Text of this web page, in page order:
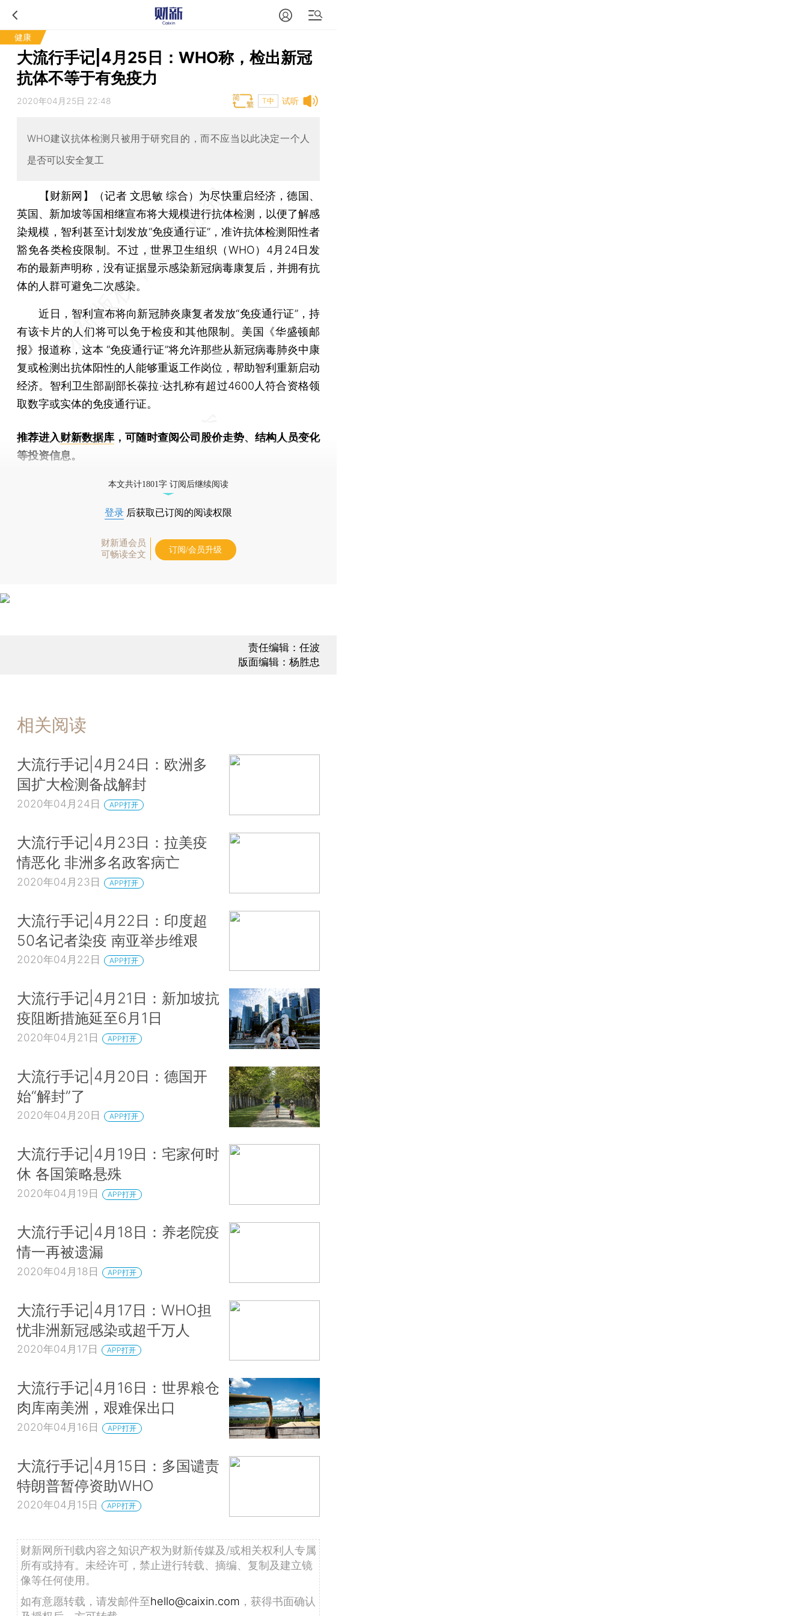
健康
大流行手记|4月25日：WHO称，检出新冠
抗体不等于有免疫力
试听
2020年04月25日 22:48 T中
WHO建议抗体检测只被用于研究目的，而不应当以此决定一个人
是否可以安全复工
【财新网】（记者 文思敏 综合） 为尽快重启经济，德国、
英国、新加坡等国相继宣布将大规模进行抗体检测，以便了解感
染规模，智利甚至计划发放“免疫通行证”，准许抗体检测阳性者
豁免各类检疫限制。不过，世界卫生组织（WHO）4月24日发
布的最新声明称，没有证据显示感染新冠病毒康复后，并拥有抗
体的人群可避免二次感染。
近日，智利宣布将向新冠肺炎康复者发放“免疫通行证”，持
有该卡片的人们将可以免于检疫和其他限制。美国《华盛顿邮
报》报道称，这本 “免疫通行证”将允许那些从新冠病毒肺炎中康
复或检测出抗体阳性的人能够重返工作岗位，帮助智利重新启动
经济。智利卫生部副部长葆拉·达扎称有超过4600人符合资格领
取数字或实体的免疫通行证。
推荐进入财新数据库 ，可随时查阅公司股价走势、结构人员变化
等投资信息。
本文共计1801字 订阅后继续阅读
登录 后获取已订阅的阅读权限
财新通会员
可畅读全文
订阅/会员升级
责任编辑：任波
版面编辑：杨胜忠
相关阅读
大流行手记|4月24日：欧洲多
国扩大检测备战解封
2020年04月24日 APP打开
大流行手记|4月23日：拉美疫
情恶化 非洲多名政客病亡
2020年04月23日 APP打开
大流行手记|4月22日：印度超
50名记者染疫 南亚举步维艰
2020年04月22日 APP打开
大流行手记|4月21日：新加坡抗
疫阻断措施延至6月1日
2020年04月21日 APP打开
大流行手记|4月20日：德国开
始“解封”了
2020年04月20日 APP打开
大流行手记|4月19日：宅家何时
休 各国策略悬殊
2020年04月19日 APP打开
大流行手记|4月18日：养老院疫
情一再被遗漏
2020年04月18日 APP打开
大流行手记|4月17日：WHO担
忧非洲新冠感染或超千万人
2020年04月17日 APP打开
大流行手记|4月16日：世界粮仓
肉库南美洲，艰难保出口
2020年04月16日 APP打开
大流行手记|4月15日：多国谴责
特朗普暂停资助WHO
2020年04月15日 APP打开
财新网所刊载内容之知识产权为财新传媒及/或相关权利人专属
所有或持有。未经许可，禁止进行转载、摘编、复制及建立镜
像等任何使用。
如有意愿转载，请发邮件至hello@caixin.com ，获得书面确认